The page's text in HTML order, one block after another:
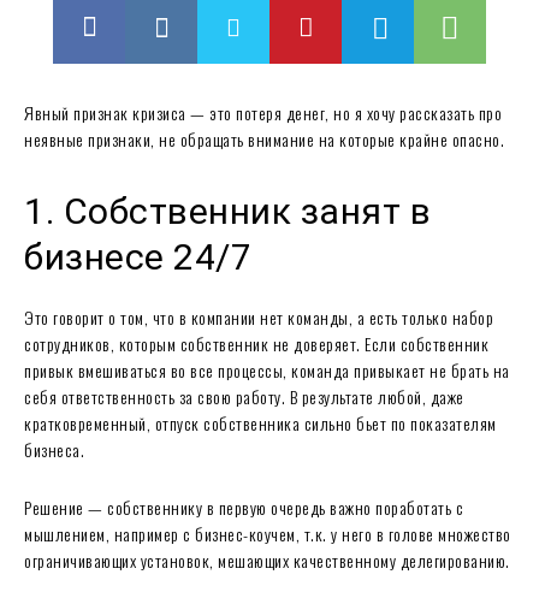
Явный признак кризиса — это потеря денег, но я хочу рассказать про
неявные признаки, не обращать внимание на которые крайне опасно.
1. Собственник занят в
бизнесе 24/7
Это говорит о том, что в компании нет команды, а есть только набор
сотрудников, которым собственник не доверяет. Если собственник
привык вмешиваться во все процессы, команда привыкает не брать на
себя ответственность за свою работу. В результате любой, даже
кратковременный, отпуск собственника сильно бьет по показателям
бизнеса.
Решение — собственнику в первую очередь важно поработать с
мышлением, например с бизнес-коучем, т.к. у него в голове множество
ограничивающих установок, мешающих качественному делегированию.